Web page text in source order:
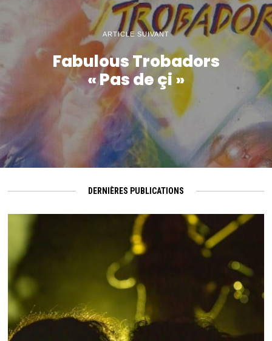
ARTICLE SUIVANT
Fabulous Trobadors
« Pas de çi »
DERNIÈRES PUBLICATIONS